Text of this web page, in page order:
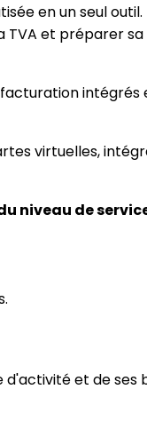
en un seul
et préparer
virtuelles,
niveau de
et de